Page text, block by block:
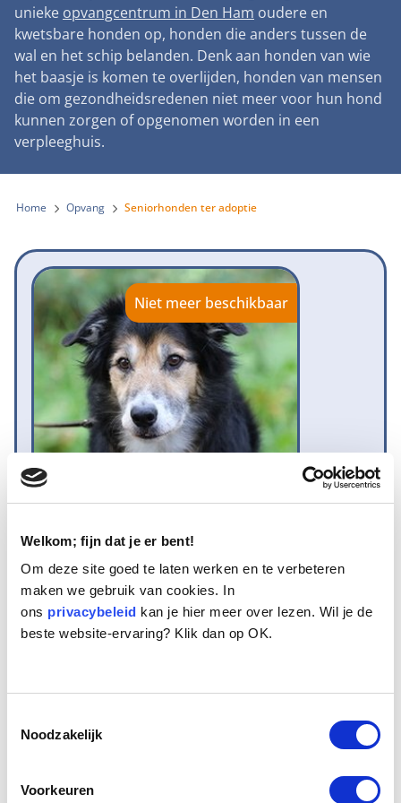
Welkom; fijn dat je er bent!
Om deze site goed te laten werken en te verbeteren
maken we gebruik van cookies. In
ons privacybeleid kan je hier meer over lezen. Wil je de
beste website-ervaring? Klik dan op OK.
Noodzakelijk
Voorkeuren
Landelijke registratie bijtincidenten
Verantwoord fokbeleid
Landelijk vuurwerkverbod
Verplichte pre-aanschaf cursus
Gemeentelijk meldpunt bijtincidenten
Bescherming tegen grasaren
Lezingen
Symposium Gemeentelijk Dierenbeleid
Teken onze petitie
Steun als bedrijf
Adopteer een seniorhond
Sponsor een seniorhond
Steun als vrijwilliger
Honden voor Honden Loop
Vraag een donatiebox aan
Wat wij doen
Onze organisatie
Samenwerking
Jaarverslag
Vacatures
Donateursmagazine Hond
Onze successen voor honden
Contactgegevens
Pers
Nieuws
Nieuwsbrief
Incassodata
Zoeken
unieke opvangcentrum in Den Ham oudere en
kwetsbare honden op, honden die anders tussen de
wal en het schip belanden. Denk aan honden van wie
het baasje is komen te overlijden, honden van mensen
die om gezondheidsredenen niet meer voor hun hond
kunnen zorgen of opgenomen worden in een
verpleeghuis.
Home Opvang Seniorhonden ter adoptie
Niet meer beschikbaar
Naam:
Renzo
Leeftijd:
10
Ras/type:
Border Collie
Geslacht:
Overlijden eigenaar
driekleurige. Hij is vanuit een asiel bij ons terechtgekomen omdat zijn